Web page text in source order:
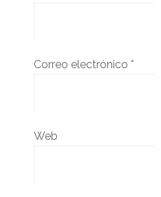
Correo electrónico *
Web